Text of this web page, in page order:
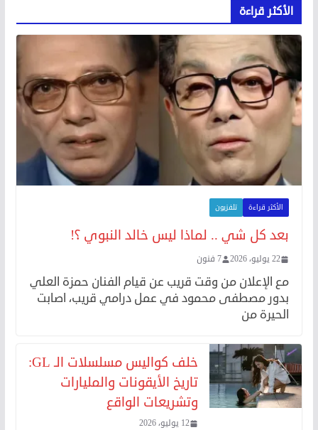
الأكثر قراءة
الأكثر قراءة تلفزيون
بعد كل شي .. لماذا ليس خالد النبوي ؟!
22 يوليو، 2026 7 فنون
مع الإعلان من وقت قريب عن قيام الفنان حمزة العلي
بدور مصطفى محمود في عمل درامي قريب، اصابت
الحيرة من
خلف كواليس مسلسلات الـ GL:
تاريخ الأيقونات والمليارات
وتشريعات الواقع
12 يوليو، 2026